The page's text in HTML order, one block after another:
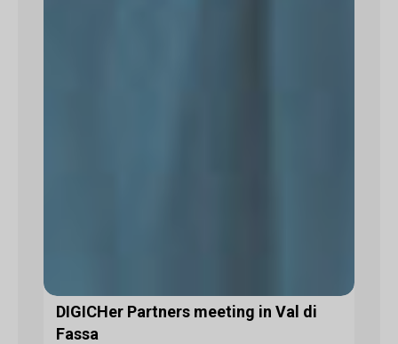
DIGICHer Partners meeting in Val di
Fassa